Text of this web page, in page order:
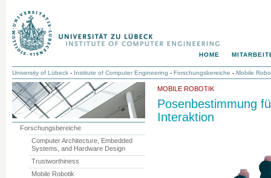
HOME
University of Lübeck - Institute of Computer Engineering - Forschungsbereiche - Mobile
MOBILE ROBOTIK
Posenbestimmung
Interaktion
Forschungsbereiche
Computer Architecture, Embedded
Systems, and Hardware Design
Trustworthiness
Mobile Robotik